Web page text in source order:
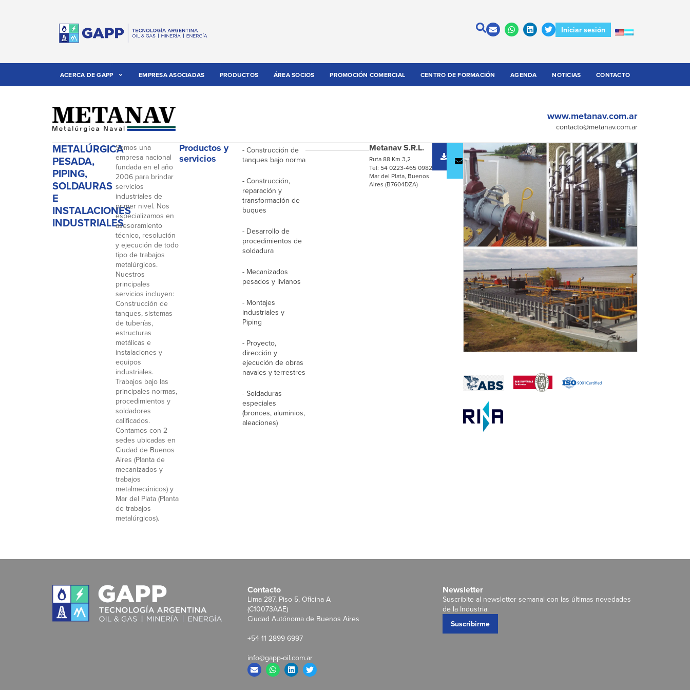
Iniciar sesión
ACERCA DE GAPP EMPRESA ASOCIADAS PRODUCTOS ÁREA SOCIOS PROMOCIÓN COMERCIAL CENTRO DE FORMACIÓN AGENDA NOTICIAS CONTACTO
www.metanav.com.ar
contacto@metanav.com.ar
METALÚRGICA
PESADA,
PIPING,
SOLDAURAS
E
INSTALACIONES
INDUSTRIALES
Somos una
empresa nacional
fundada en el año
2006 para brindar
servicios
industriales de
primer nivel. Nos
especializamos en
asesoramiento
técnico, resolución
y ejecución de todo
tipo de trabajos
metalúrgicos.
Nuestros
principales
servicios incluyen:
Construcción de
tanques, sistemas
de tuberías,
estructuras
metálicas e
instalaciones y
equipos
industriales.
Trabajos bajo las
principales normas,
procedimientos y
soldadores
calificados.
Contamos con 2
sedes ubicadas en
Ciudad de Buenos
Aires (Planta de
mecanizados y
trabajos
metalmecánicos) y
Mar del Plata (Planta
de trabajos
metalúrgicos).
Productos y
servicios
- Construcción de
tanques bajo norma
- Construcción,
reparación y
transformación de
buques
- Desarrollo de
procedimientos de
soldadura
- Mecanizados
pesados y livianos
- Montajes
industriales y
Piping
- Proyecto,
dirección y
ejecución de obras
navales y terrestres
- Soldaduras
especiales
(bronces, aluminios,
aleaciones)
Metanav S.R.L.
Ruta 88 Km 3,2
Tel: 54 0223-465 0982
Mar del Plata, Buenos
Aires (B7604DZA)
Descargar
catálogo
Contactar
a la
empresa
Contacto
Lima 287, Piso 5, Oficina A
(C10073AAE)
Ciudad Autónoma de Buenos Aires
+54 11 2899 6997
info@gapp-oil.com.ar
Newsletter
Suscribite al newsletter semanal con las últimas novedades
de la Industria.
Suscribirme